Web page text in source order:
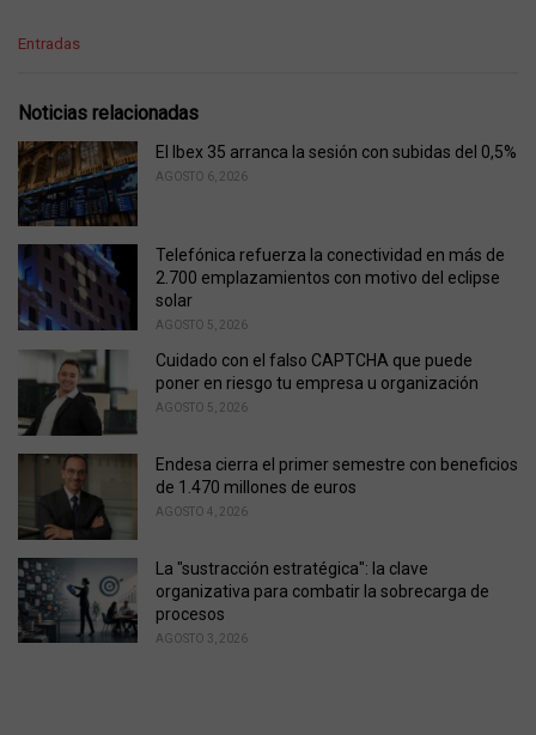
C
e
o
r
i
e
:
Entradas
Noticias relacionadas
El Ibex 35 arranca la sesión con subidas del 0,5%
AGOSTO 6, 2026
Telefónica refuerza la conectividad en más de
2.700 emplazamientos con motivo del eclipse
solar
AGOSTO 5, 2026
Cuidado con el falso CAPTCHA que puede
poner en riesgo tu empresa u organización
AGOSTO 5, 2026
Endesa cierra el primer semestre con beneficios
de 1.470 millones de euros
AGOSTO 4, 2026
La "sustracción estratégica": la clave
organizativa para combatir la sobrecarga de
procesos
AGOSTO 3, 2026